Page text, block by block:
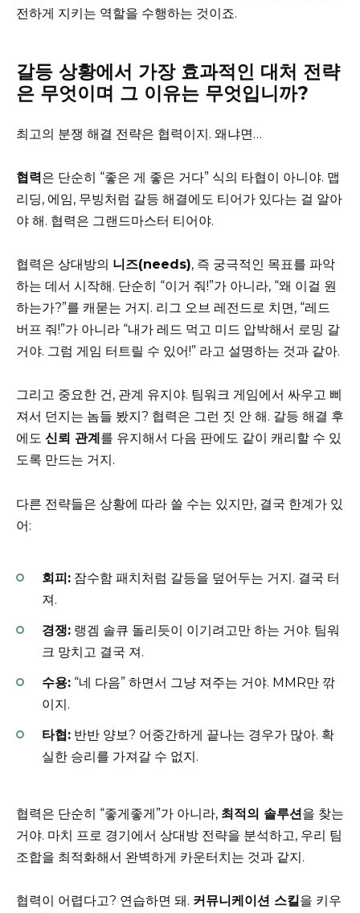
전하게 지키는 역할을 수행하는 것이죠.
갈등 상황에서 가장 효과적인 대처 전략
은 무엇이며 그 이유는 무엇입니까?
최고의 분쟁 해결 전략은 협력이지. 왜냐면…
협력은 단순히 “좋은 게 좋은 거다” 식의 타협이 아니야. 맵
리딩, 에임, 무빙처럼 갈등 해결에도 티어가 있다는 걸 알아
야 해. 협력은 그랜드마스터 티어야.
협력은 상대방의 니즈(needs), 즉 궁극적인 목표를 파악
하는 데서 시작해. 단순히 “이거 줘!”가 아니라, “왜 이걸 원
하는가?”를 캐묻는 거지. 리그 오브 레전드로 치면, “레드
버프 줘!”가 아니라 “내가 레드 먹고 미드 압박해서 로밍 갈
거야. 그럼 게임 터트릴 수 있어!” 라고 설명하는 것과 같아.
그리고 중요한 건, 관계 유지야. 팀워크 게임에서 싸우고 삐
져서 던지는 놈들 봤지? 협력은 그런 짓 안 해. 갈등 해결 후
에도 신뢰 관계 를 유지해서 다음 판에도 같이 캐리할 수 있
도록 만드는 거지.
다른 전략들은 상황에 따라 쓸 수는 있지만, 결국 한계가 있
어:
회피: 잠수함 패치처럼 갈등을 덮어두는 거지. 결국 터
져.
경쟁: 랭겜 솔큐 돌리듯이 이기려고만 하는 거야. 팀워
크 망치고 결국 져.
수용: “네 다음” 하면서 그냥 져주는 거야. MMR만 깎
이지.
타협: 반반 양보? 어중간하게 끝나는 경우가 많아. 확
실한 승리를 가져갈 수 없지.
협력은 단순히 “좋게좋게”가 아니라, 최적의 솔루션을 찾는
거야. 마치 프로 경기에서 상대방 전략을 분석하고, 우리 팀
조합을 최적화해서 완벽하게 카운터치는 것과 같지.
협력이 어렵다고? 연습하면 돼. 커뮤니케이션 스킬을 키우